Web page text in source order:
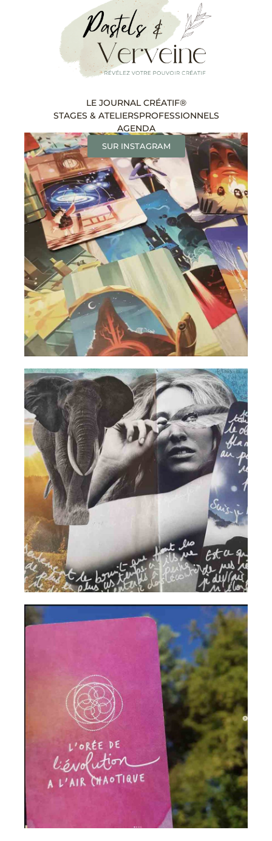
LE JOURNAL CRÉATIF®
STAGES & ATELIERSPROFESSIONNELS
AGENDA
SUR INSTAGRAM